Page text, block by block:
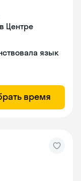
Центре
язык
время